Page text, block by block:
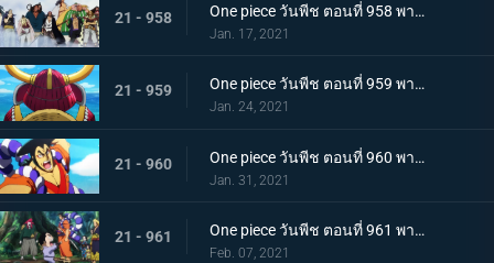
21 - 958 One piece วันพีช ตอนที่ 958 พากย์ไทย ตำนานการต่อสู้! การ์ปและโรเจอร์
Jan. 17, 2021
21 - 959 One piece วันพีช ตอนที่ 959 พากย์ไทย ท่าเรือที่นัดพบ! วะโนะคุนิองก์ 3 เริ่มแล้ว!
Jan. 24, 2021
21 - 960 One piece วันพีช ตอนที่ 960 พากย์ไทย ซามูไรอันดับหนึ่งของวะโนะคุนิ! โคสึกิ โอเด้ง มาแล้ว
Jan. 31, 2021
21 - 961 One piece วันพีช ตอนที่ 961 พากย์ไทย สาบานเป็นศิษย์ทั้งน้ำตา โอเด้งกับคินเอม่อน
Feb. 07, 2021